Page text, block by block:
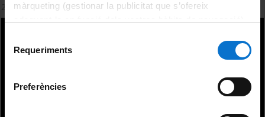
màrqueting (gestionar la publicitat que s’ofereix
consultar laPolítica de galetes del lloc web de la
Requeriments
Preferències
27 Mayo, 2024